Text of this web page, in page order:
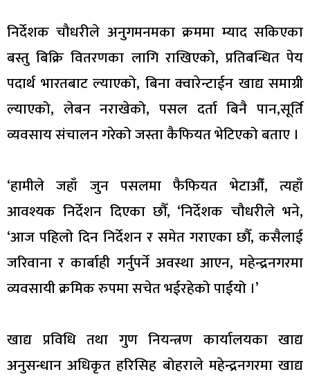
निर्देशक चौधरीले अनुगमनमका क्रममा म्याद सकिएका
बस्तु बिक्रि वितरणका लागि राखिएको, प्रतिबन्धित पेय
पदार्थ भारतबाट ल्याएको, बिना क्वारेन्टाईन खाद्य समाग्री
ल्याएको, लेबन नराखेको, पसल दर्ता बिनै पान,सूर्ति
व्यवसाय संचालन गरेको जस्ता कैफियत भेटिएको बताए ।
‘हामीले जहाँ जुन पसलमा फैफियत भेटाऔँ, त्यहाँ
आवश्यक निर्देशन दिएका छौँ, ‘निर्देशक चौधरीले भने,
‘आज पहिलो दिन निर्देशन र समेत गराएका छौँ, कसैलाई
जरिवाना र कार्बाही गर्नुपर्ने अवस्था आएन, महेन्द्रनगरमा
व्यवसायी क्रमिक रुपमा सचेत भईरहेको पाईयो ।’
खाद्य प्रविधि तथा गुण नियन्त्रण कार्यालयका खाद्य
अनुसन्धान अधिकृत हरिसिह बोहराले महेन्द्रनगरमा खाद्य